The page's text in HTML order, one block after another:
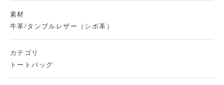
素材
牛革/タンブルレザー（シボ革）
カテゴリ
トートバッグ